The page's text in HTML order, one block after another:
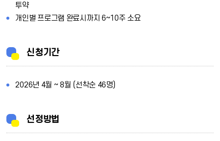
투약
개인별 프로그램 완료시까지 6~10주 소요
신청기간
2026년 4월 ~ 8월 (선착순 46명)
선정방법